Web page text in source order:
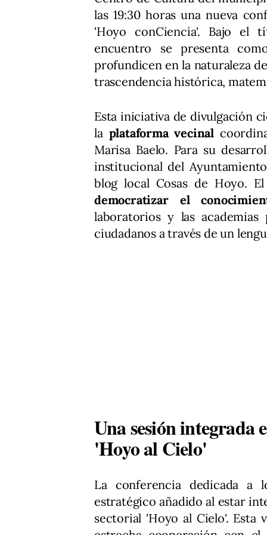
las 19:30 horas una nueva
'Hoyo conCiencia'. Bajo el
encuentro se presenta
profundicen en la naturaleza
trascendencia histórica,
Esta iniciativa de divulgación
la plataforma vecinal
Marisa Baelo. Para su
institucional del
blog local Cosas de Hoyo.
democratizar el
laboratorios y las
ciudadanos a través de un
Una sesión integrada
'Hoyo al Cielo'
La conferencia dedicada a
estratégico añadido al estar
sectorial 'Hoyo al Cielo'. Esta